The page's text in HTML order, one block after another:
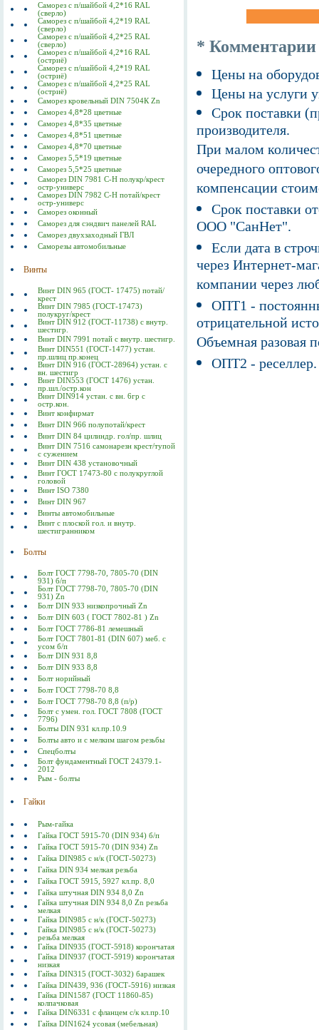
Саморез с п/шайбой 4,2*16 RAL
(сверло)
Саморез с п/шайбой 4,2*19 RAL
(сверло)
Саморез с п/шайбой 4,2*25 RAL
(сверло)
Саморез с п/шайбой 4,2*16 RAL
(остриё)
Саморез с п/шайбой 4,2*19 RAL
(остриё)
Саморез с п/шайбой 4,2*25 RAL
(остриё)
Саморез кровельный DIN 7504К Zn
Саморез 4,8*28 цветные
Саморез 4,8*35 цветные
Саморез 4,8*51 цветные
Саморез 4,8*70 цветные
Саморез 5,5*19 цветные
Саморез 5,5*25 цветные
Саморез DIN 7981 C-Н полукр/крест
остр-универс
Саморез DIN 7982 C-Н потай/крест
остр-универс
Саморез оконный
Саморез для сэндвич панелей RAL
Саморез двухзаходный ГВЛ
Саморезы автомобильные
Винты
Винт DIN 965 (ГОСТ- 17475) потай/
крест
Винт DIN 7985 (ГОСТ-17473)
полукруг/крест
Винт DIN 912 (ГОСТ-11738) с внутр.
шестигр.
Винт DIN 7991 потай с внутр. шестигр.
Винт DIN551 (ГОСТ-1477) устан.
пр.шлиц пр.конец
Винт DIN 916 (ГОСТ-28964) устан. с
вн. шестигр
Винт DIN553 (ГОСТ 1476) устан.
пр.шл./остр.кон
Винт DIN914 устан. с вн. 6гр с
остр.кон.
Винт конфирмат
Винт DIN 966 полупотай/крест
Винт DIN 84 цилиндр. гол/пр. шлиц
Винт DIN 7516 самонарезн крест/тупой
с сужением
Винт DIN 438 установочный
Винт ГОСТ 17473-80 c полукруглой
головой
Винт ISO 7380
Винт DIN 967
Винты автомобильные
Винт с плоской гол. и внутр.
шестигранником
Болты
Болт ГОСТ 7798-70, 7805-70 (DIN
931) б/п
Болт ГОСТ 7798-70, 7805-70 (DIN
931) Zn
Болт DIN 933 низкопрочный Zn
Болт DIN 603 ( ГОСТ 7802-81 ) Zn
Болт ГОСТ 7786-81 лемешный
Болт ГОСТ 7801-81 (DIN 607) меб. с
усом б/п
Болт DIN 931 8,8
Болт DIN 933 8,8
Болт норийный
Болт ГОСТ 7798-70 8,8
Болт ГОСТ 7798-70 8,8 (п/р)
Болт с умен. гол. ГОСТ 7808 (ГОСТ
7796)
Болты DIN 931 кл.пр.10.9
Болты авто и с мелким шагом резьбы
Спецболты
Болт фундаментный ГОСТ 24379.1-
2012
Рым - болты
Гайки
Рым-гайка
Гайка ГОСТ 5915-70 (DIN 934) б/п
Гайка ГОСТ 5915-70 (DIN 934) Zn
Гайка DIN985 с н/к (ГОСТ-50273)
Гайка DIN 934 мелкая резьба
Гайка ГОСТ 5915, 5927 кл.пр. 8,0
Гайка штучная DIN 934 8,0 Zn
Гайка штучная DIN 934 8,0 Zn резьба
мелкая
Гайка DIN985 с н/к (ГОСТ-50273)
Гайка DIN985 с н/к (ГОСТ-50273)
резьба мелкая
Гайка DIN935 (ГОСТ-5918) корончатая
Гайка DIN937 (ГОСТ-5919) корончатая
низкая
Гайка DIN315 (ГОСТ-3032) барашек
Гайка DIN439, 936 (ГОСТ-5916) низкая
Гайка DIN1587 (ГОСТ 11860-85)
колпачковая
Гайка DIN6331 с фланцем с/к кл.пр.10
Гайка DIN1624 усовая (мебельная)
* Комментарии
Цены на
Цены на услуги
Срок поставки
производителя.
При малом
очередного
компенсации
Срок поставки
ООО "СанНет".
Если дата в
через Интернет-
компании через
ОПТ1 -
отрицательной
Объемная разовая
ОПТ2 -